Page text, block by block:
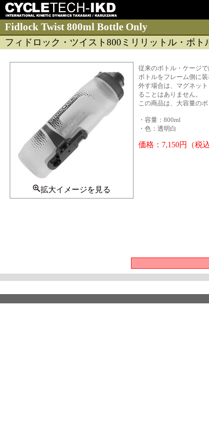
Fidlock Twist 800ml Bottle Only
フィドロック・ツイスト800ミリリットル・ボト
拡大イメージを見る
従来のボトル・ケージ
ボトルをフレーム側に
外す場合は、マグネッ
ることはありません。
この商品は、大容量の
・容量：800ml
・色：透明白
価格：7,150円（税込